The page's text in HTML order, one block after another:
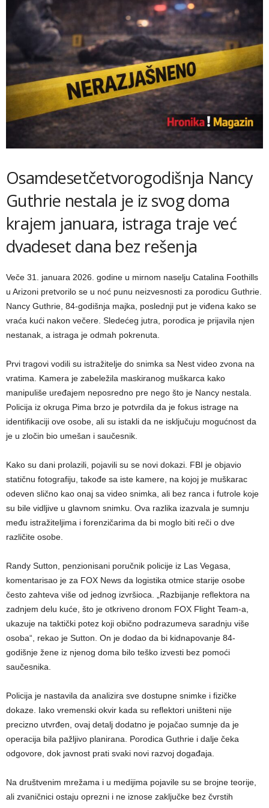
Osamdesetčetvorogodišnja Nancy
Guthrie nestala je iz svog doma
krajem januara, istraga traje već
dvadeset dana bez rešenja
Veče 31. januara 2026. godine u mirnom naselju Catalina Foothills
u Arizoni pretvorilo se u noć punu neizvesnosti za porodicu Guthrie.
Nancy Guthrie, 84-godišnja majka, poslednji put je viđena kako se
vraća kući nakon večere. Sledećeg jutra, porodica je prijavila njen
nestanak, a istraga je odmah pokrenuta.
Prvi tragovi vodili su istražitelje do snimka sa Nest video zvona na
vratima. Kamera je zabeležila maskiranog muškarca kako
manipuliše uređajem neposredno pre nego što je Nancy nestala.
Policija iz okruga Pima brzo je potvrdila da je fokus istrage na
identifikaciji ove osobe, ali su istakli da ne isključuju mogućnost da
je u zločin bio umešan i saučesnik.
Kako su dani prolazili, pojavili su se novi dokazi. FBI je objavio
statičnu fotografiju, takođe sa iste kamere, na kojoj je muškarac
odeven slično kao onaj sa video snimka, ali bez ranca i futrole koje
su bile vidljive u glavnom snimku. Ova razlika izazvala je sumnju
među istražiteljima i forenzičarima da bi moglo biti reči o dve
različite osobe.
Randy Sutton, penzionisani poručnik policije iz Las Vegasa,
komentarisao je za FOX News da logistika otmice starije osobe
često zahteva više od jednog izvršioca. „Razbijanje reflektora na
zadnjem delu kuće, što je otkriveno dronom FOX Flight Team-a,
ukazuje na taktički potez koji obično podrazumeva saradnju više
osoba“, rekao je Sutton. On je dodao da bi kidnapovanje 84-
godišnje žene iz njenog doma bilo teško izvesti bez pomoći
saučesnika.
Policija je nastavila da analizira sve dostupne snimke i fizičke
dokaze. Iako vremenski okvir kada su reflektori uništeni nije
precizno utvrđen, ovaj detalj dodatno je pojačao sumnje da je
operacija bila pažljivo planirana. Porodica Guthrie i dalje čeka
odgovore, dok javnost prati svaki novi razvoj događaja.
Na društvenim mrežama i u medijima pojavile su se brojne teorije,
ali zvaničnici ostaju oprezni i ne iznose zaključke bez čvrstih